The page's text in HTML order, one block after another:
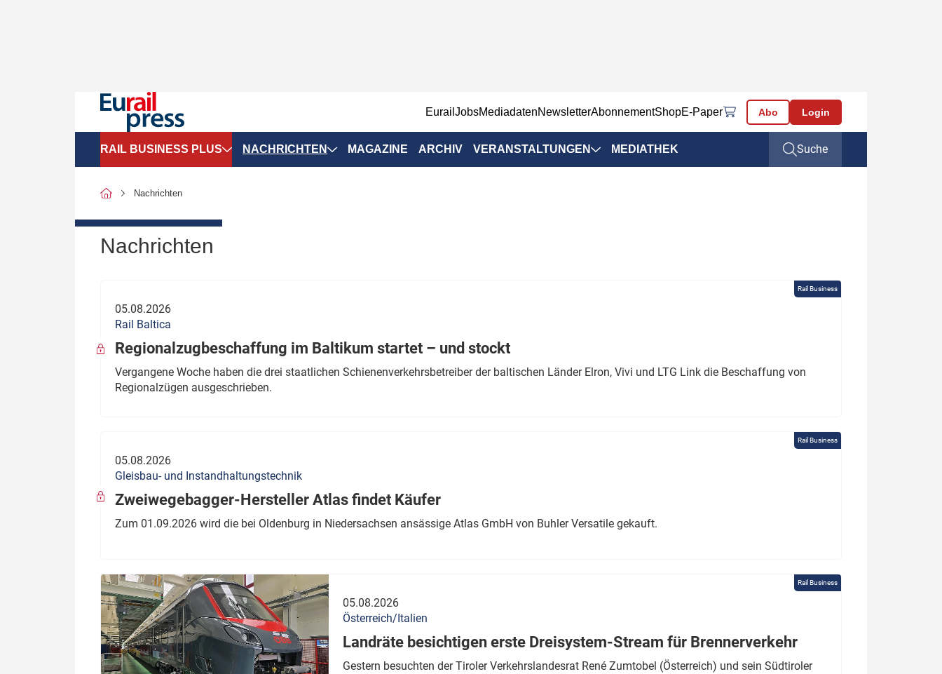
EurailJobsMediadatenNewsletterAbonnementShopE-Paper Abo Login
RAIL BUSINESS PLUS
SPNV-Marktdaten
Politik
Verbände: Wer spricht für
wen?
Thema des Monats
Dossier: Generalsanierung
Dossier: ETCS
NACHRICHTEN
Infrastruktur & Ausrüstung
ÖPNV
MAGAZINE ARCHIV VERANSTALTUNGEN MEDIATHEK Suche
Nachrichten
Nachrichten
Rail Business
05.08.2026
Rail Baltica
Regionalzugbeschaffung im Baltikum startet – und stockt
Vergangene Woche haben die drei staatlichen Schienenverkehrsbetreiber der baltischen Länder Elron, Vivi und LTG Link die Beschaffung von
Regionalzügen ausgeschrieben.
Rail Business
05.08.2026
Gleisbau- und Instandhaltungstechnik
Zweiwegebagger-Hersteller Atlas findet Käufer
Zum 01.09.2026 wird die bei Oldenburg in Niedersachsen ansässige Atlas GmbH von Buhler Versatile gekauft.
Rail Business
05.08.2026
Österreich/Italien
Landräte besichtigen erste Dreisystem-Stream für Brennerverkehr
Gestern besuchten der Tiroler Verkehrslandesrat René Zumtobel (Österreich) und sein Südtiroler